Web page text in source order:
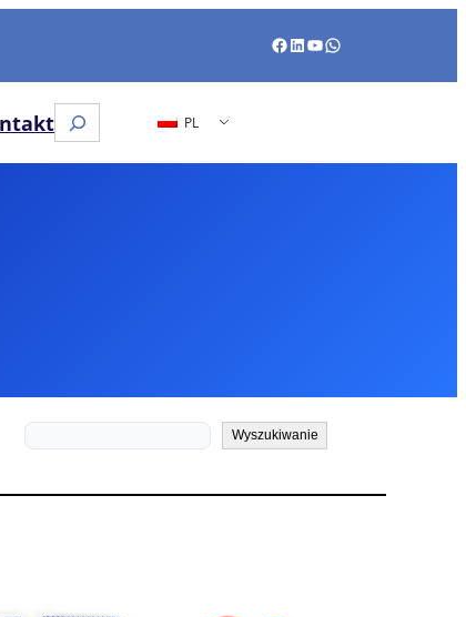
Facebook LinkedIn YouTube WhatsApp
Wyszukiwanie PL
Wyszukiwanie Wyszukiwanie